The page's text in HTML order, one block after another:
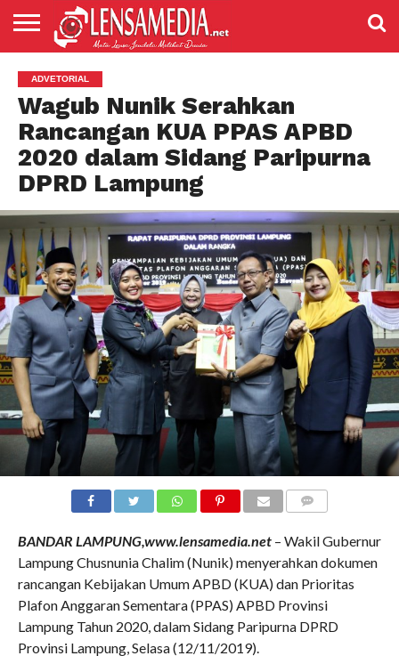
PENDIDIKAN
ENTERTAIMENT
POLITIK
PRISTIWA
SPORT
DAERAH
NASIONAL
ADVETORIAL
ADVETORIAL
Wagub Nunik Serahkan
Rancangan KUA PPAS APBD
2020 dalam Sidang Paripurna
DPRD Lampung
BANDAR LAMPUNG,www.lensamedia.net– Wakil Gubernur
Lampung Chusnunia Chalim (Nunik) menyerahkan dokumen
rancangan Kebijakan Umum APBD (KUA) dan Prioritas
Plafon Anggaran Sementara (PPAS) APBD Provinsi
Lampung Tahun 2020, dalam Sidang Paripurna DPRD
Provinsi Lampung, Selasa (12/11/2019).